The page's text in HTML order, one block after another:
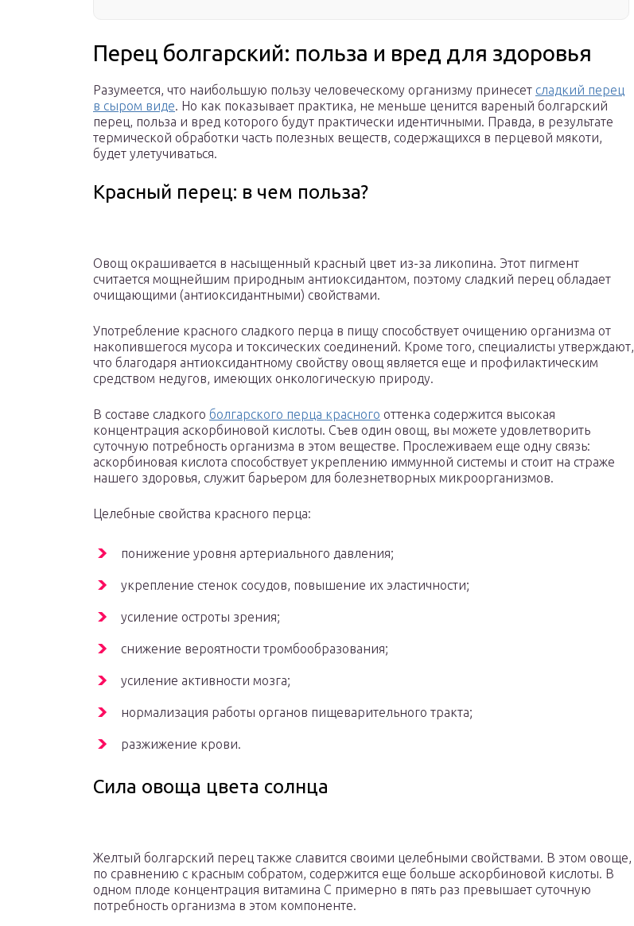
Перец болгарский: польза и вред для здоровья
Разумеется, что наибольшую пользу человеческому организму принесет сладкий перец
в сыром виде. Но как показывает практика, не меньше ценится вареный болгарский
перец, польза и вред которого будут практически идентичными. Правда, в результате
термической обработки часть полезных веществ, содержащихся в перцевой мякоти,
будет улетучиваться.
Красный перец: в чем польза?
Овощ окрашивается в насыщенный красный цвет из-за ликопина. Этот пигмент
считается мощнейшим природным антиоксидантом, поэтому сладкий перец обладает
очищающими (антиоксидантными) свойствами.
Употребление красного сладкого перца в пищу способствует очищению организма от
накопившегося мусора и токсических соединений. Кроме того, специалисты утверждают,
что благодаря антиоксидантному свойству овощ является еще и профилактическим
средством недугов, имеющих онкологическую природу.
В составе сладкого болгарского перца красного оттенка содержится высокая
концентрация аскорбиновой кислоты. Съев один овощ, вы можете удовлетворить
суточную потребность организма в этом веществе. Прослеживаем еще одну связь:
аскорбиновая кислота способствует укреплению иммунной системы и стоит на страже
нашего здоровья, служит барьером для болезнетворных микроорганизмов.
Целебные свойства красного перца:
понижение уровня артериального давления;
укрепление стенок сосудов, повышение их эластичности;
усиление остроты зрения;
снижение вероятности тромбообразования;
усиление активности мозга;
нормализация работы органов пищеварительного тракта;
разжижение крови.
Сила овоща цвета солнца
Желтый болгарский перец также славится своими целебными свойствами. В этом овоще,
по сравнению с красным собратом, содержится еще больше аскорбиновой кислоты. В
одном плоде концентрация витамина С примерно в пять раз превышает суточную
потребность организма в этом компоненте.